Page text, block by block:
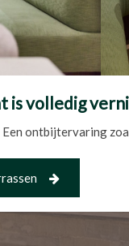
is volledig
ontbijtervaring